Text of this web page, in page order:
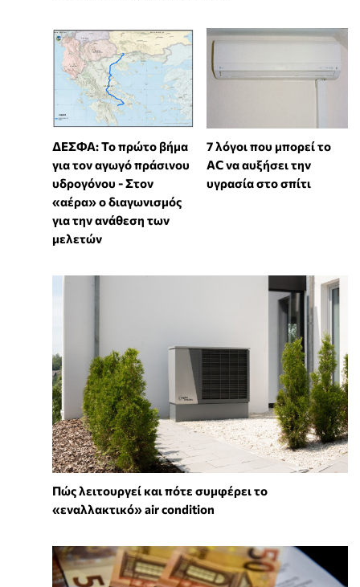
ΔΕΣΦΑ: Το πρώτο βήμα
για τον αγωγό πράσινου
υδρογόνου - Στον
«αέρα» ο διαγωνισμός
για την ανάθεση των
μελετών
7 λόγοι που μπορεί το
AC να αυξήσει την
υγρασία στο σπίτι
Πώς λειτουργεί και πότε συμφέρει το
«εναλλακτικό» air condition